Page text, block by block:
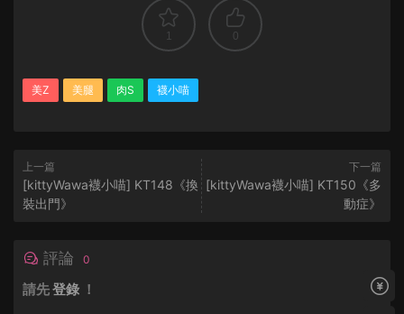
1 0
美Z 美腿 肉S 襪小喵
上一篇
[kittyWawa襪小喵] KT148《換
裝出門》
下一篇
[kittyWawa襪小喵] KT150《多
動症》
評論 0
請先登錄 ！